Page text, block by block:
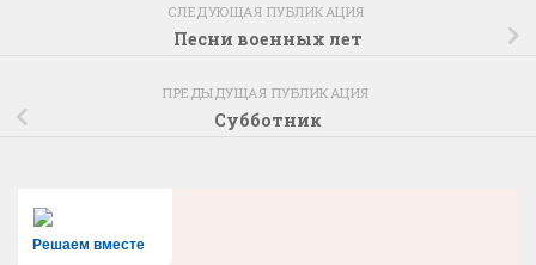
СЛЕДУЮЩАЯ ПУБЛИКАЦИЯ
Песни военных лет
ПРЕДЫДУЩАЯ ПУБЛИКАЦИЯ
Субботник
Решаем вместе